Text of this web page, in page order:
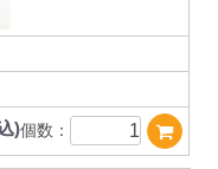
)個数：